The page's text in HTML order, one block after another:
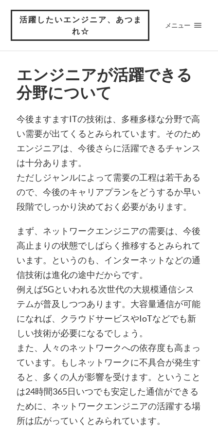
活躍したいエンジニア、あつま
れ☆
メニュー
エンジニアが活躍できる
分野について
今後ますますITの技術は、多種多様な分野で高
い需要が出てくるとみられています。そのため
エンジニアは、今後さらに活躍できるチャンス
は十分あります。
ただしジャンルによって需要の工程は若干ある
ので、今後のキャリアプランをどうするか早い
段階でしっかり決めておく必要があります。
まず、ネットワークエンジニアの需要は、今後
高止まりの状態でしばらく推移するとみられて
います。というのも、インターネットなどの通
信技術は進化の途中だからです。
例えば5Gといわれる次世代の大規模通信シス
テムが普及しつつあります。大容量通信が可能
になれば、クラウドサービスやIoTなどでも新
しい技術が必要になるでしょう。
また、人々のネットワークへの依存度も高まっ
ています。もしネットワークに不具合が発生す
ると、多くの人が影響を受けます。ということ
は24時間365日いつでも安定した通信ができる
ために、ネットワークエンジニアの活躍する場
所は広がっていくとみられています。